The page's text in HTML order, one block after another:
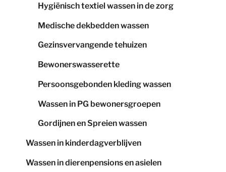
Hygiënisch textiel wassen in de zorg
Medische dekbedden wassen
Gezinsvervangende tehuizen
Bewonerswasserette
Persoonsgebonden kleding wassen
Wassen in PG bewonersgroepen
Gordijnen en Spreien wassen
Wassen in kinderdagverblijven
Wassen in dierenpensions en asielen